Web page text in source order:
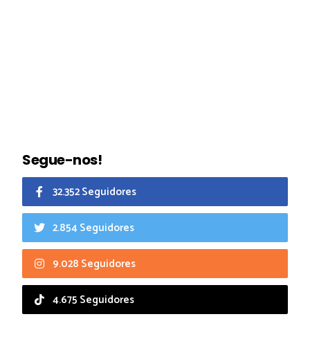
Segue-nos!
32.352 Seguidores
2.854 Seguidores
9.028 Seguidores
4.675 Seguidores